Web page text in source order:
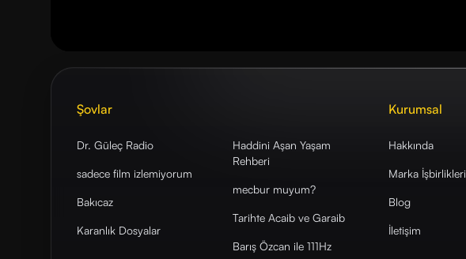
Şovlar
Dr. Güleç Radio
sadece film izlemiyorum
Bakıcaz
Karanlık Dosyalar
Haddini Aşan Yaşam
Rehberi
mecbur muyum?
Tarihte Acaib ve Garaib
Barış Özcan ile 111Hz
Kurumsal
Hakkında
Marka İşbirlikleri
Blog
İletişim